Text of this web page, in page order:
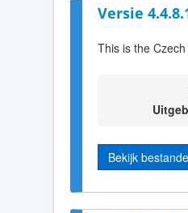
Versie
This is the
Bekijk